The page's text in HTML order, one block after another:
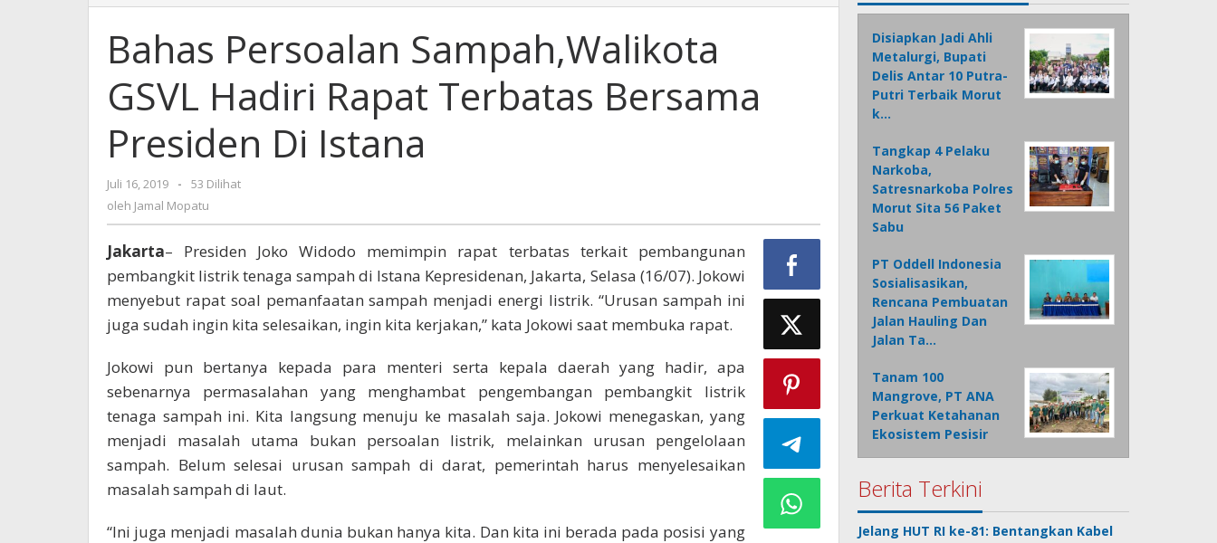
Persoalan
GSVL
Hadiri
Rapat
Terbatas
Presiden
Di
Bahas Persoalan Sampah,Walikota
GSVL Hadiri Rapat Terbatas Bersama
Presiden Di Istana
Juli 16, 2019
oleh
Jamal
Mopatu
-
53 Dilihat
oleh Jamal Mopatu
Jakarta– Presiden Joko Widodo memimpin rapat terbatas terkait pembangunan
pembangkit listrik tenaga sampah di Istana Kepresidenan, Jakarta, Selasa (16/07). Jokowi
menyebut rapat soal pemanfaatan sampah menjadi energi listrik. “Urusan sampah ini
juga sudah ingin kita selesaikan, ingin kita kerjakan,” kata Jokowi saat membuka rapat.
Jokowi pun bertanya kepada para menteri serta kepala daerah yang hadir, apa
sebenarnya permasalahan yang menghambat pengembangan pembangkit listrik
tenaga sampah ini. Kita langsung menuju ke masalah saja. Jokowi menegaskan, yang
menjadi masalah utama bukan persoalan listrik, melainkan urusan pengelolaan
sampah. Belum selesai urusan sampah di darat, pemerintah harus menyelesaikan
masalah sampah di laut.
“Ini juga menjadi masalah dunia bukan hanya kita. Dan kita ini berada pada posisi yang
Disiapkan Jadi Ahli
Metalurgi, Bupati
Delis Antar 10 Putra-
Putri Terbaik Morut
k…
Tangkap 4 Pelaku
Narkoba,
Satresnarkoba Polres
Morut Sita 56 Paket
Sabu
PT Oddell Indonesia
Sosialisasikan,
Rencana Pembuatan
Jalan Hauling Dan
Jalan Ta…
Tanam 100
Mangrove, PT ANA
Perkuat Ketahanan
Ekosistem Pesisir
Berita Terkini
Jelang HUT RI ke-81: Bentangkan Kabel